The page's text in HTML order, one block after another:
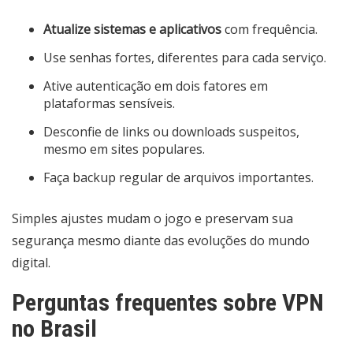
Atualize sistemas e aplicativoscom frequência.
Use senhas fortes, diferentes para cada serviço.
Ative autenticação em dois fatores em
plataformas sensíveis.
Desconfie de links ou downloads suspeitos,
mesmo em sites populares.
Faça backup regular de arquivos importantes.
Simples ajustes mudam o jogo e preservam sua
segurança mesmo diante das evoluções do mundo
digital.
Perguntas frequentes sobre VPN
no Brasil